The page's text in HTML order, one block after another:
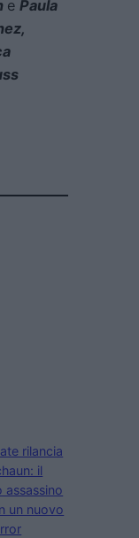
e Paula
rilancia
il
assassino
un nuovo